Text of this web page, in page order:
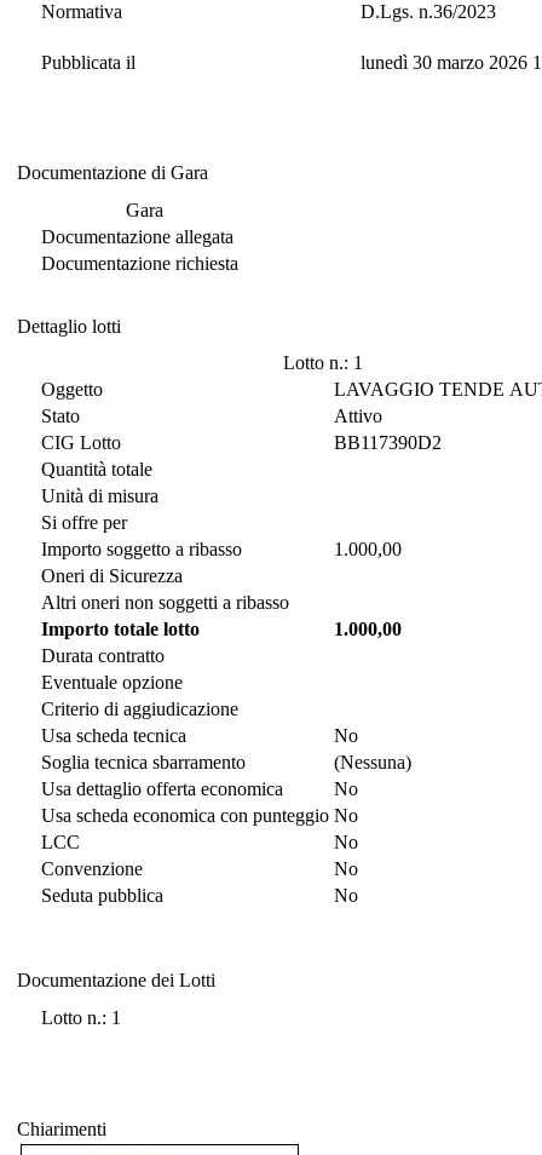
Normativa
D.Lgs. n.36/2023
Pubblicata il lunedì 30 marzo 2026
Documentazione di Gara
Gara
Documentazione allegata
Documentazione richiesta
Dettaglio lotti
Lotto n.: 1
Oggetto
LAVAGGIO TENDE
Stato
Attivo
CIG Lotto
BB117390D2
Quantità totale
Unità di misura
Si offre per
Importo soggetto a ribasso
1.000,00
Oneri di Sicurezza
Altri oneri non soggetti a ribasso
Importo totale lotto
1.000,00
Durata contratto
Eventuale opzione
Criterio di aggiudicazione
Usa scheda tecnica
No
Soglia tecnica sbarramento
(Nessuna)
Usa dettaglio offerta economica
No
Usa scheda economica con punteggio No
LCC
No
Convenzione
No
Seduta pubblica
No
Documentazione dei Lotti
Lotto n.: 1
Chiarimenti